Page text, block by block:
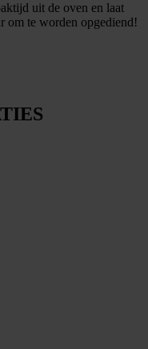
uit de oven en laat
om te worden opgediend!